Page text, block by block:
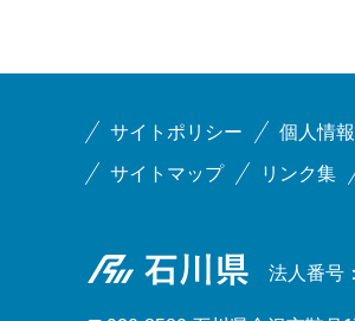
サイトポリシー 個人情
サイトマップ リンク集
石川県 法人番号